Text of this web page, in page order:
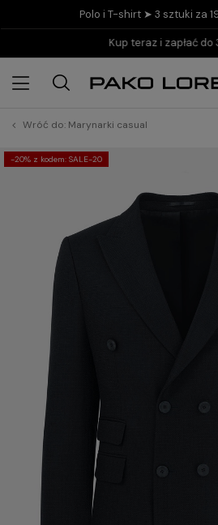
Polo i T-shirt ➤ 3 sztuki za
Kup teraz i zapłać do 30
Wróć do: Marynarki casual
-20% z kodem: SALE-20